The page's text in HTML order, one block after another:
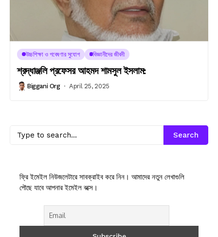
উচ্চশিক্ষা ও গবেষণার সুযোগ বিজ্ঞানীদের জীবনী
শ্রদ্ধাঞ্জলি প্রফেসর আহমদ শামসুল ইসলাম:
Biggani Org April 25, 2025
Search
ফ্রি ইমেইল নিউজলেটারে সাবক্রাইব করে নিন। আমাদের নতুন লেখাগুলি
পৌছে যাবে আপনার ইমেইল বক্সে।